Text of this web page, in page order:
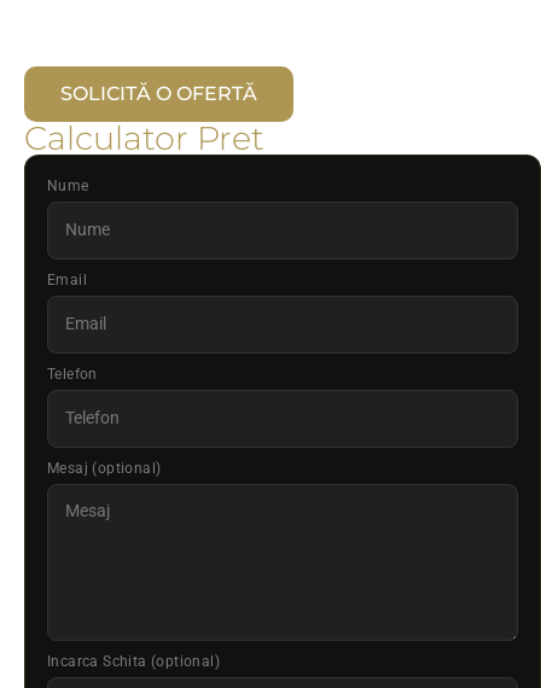
SOLICITĂ O OFERTĂ
Calculator Pret
Nume
Email
Telefon
Mesaj (optional)
Incarca Schita (optional)